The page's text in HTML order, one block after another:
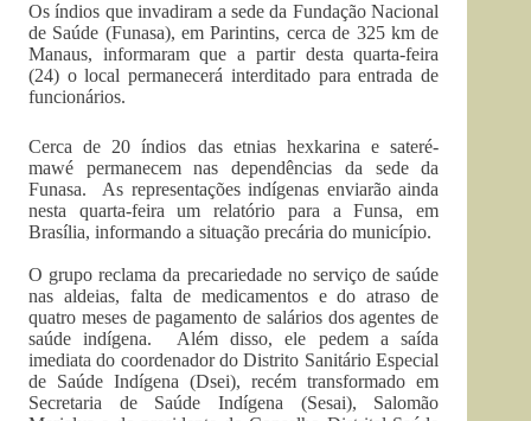
Os índios que invadiram a sede da Fundação Nacional
de Saúde (Funasa), em Parintins, cerca de 325 km de
Manaus, informaram que a partir desta quarta-feira
(24) o local permanecerá interditado para entrada de
funcionários.
Cerca de 20 índios das etnias hexkarina e sateré-
mawé permanecem nas dependências da sede da
Funasa. As representações indígenas enviarão ainda
nesta quarta-feira um relatório para a Funsa, em
Brasília, informando a situação precária do município.
O grupo reclama da precariedade no serviço de saúde
nas aldeias, falta de medicamentos e do atraso de
quatro meses de pagamento de salários dos agentes de
saúde indígena. Além disso, ele pedem a saída
imediata do coordenador do Distrito Sanitário Especial
de Saúde Indígena (Dsei), recém transformado em
Secretaria de Saúde Indígena (Sesai), Salomão